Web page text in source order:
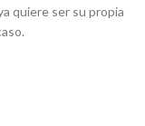
quiere ser su propia